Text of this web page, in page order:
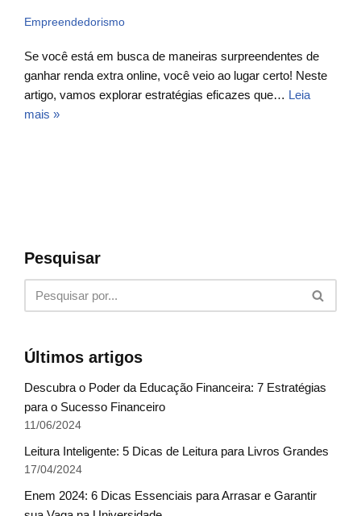
Empreendedorismo
Se você está em busca de maneiras surpreendentes de
ganhar renda extra online, você veio ao lugar certo! Neste
artigo, vamos explorar estratégias eficazes que… Leia
mais »
Pesquisar
Últimos artigos
Descubra o Poder da Educação Financeira: 7 Estratégias
para o Sucesso Financeiro
11/06/2024
Leitura Inteligente: 5 Dicas de Leitura para Livros Grandes
17/04/2024
Enem 2024: 6 Dicas Essenciais para Arrasar e Garantir